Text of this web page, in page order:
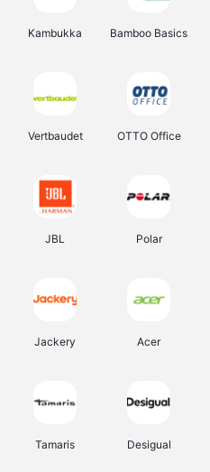
Kambukka Bamboo Basics
Vertbaudet OTTO Office
JBL Polar
Jackery Acer
Tamaris Desigual